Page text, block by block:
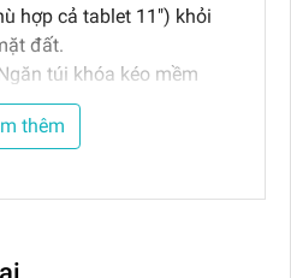
hợp cả tablet 11″) khỏi
đất.
túi khóa kéo mềm
và bảo vệ điện thoại,
giá trị khác khỏi trầy
thêm